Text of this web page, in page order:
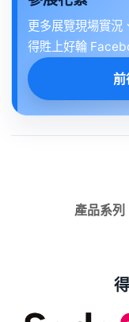
更多展覽現場實況
得貹上好輪
產品系列